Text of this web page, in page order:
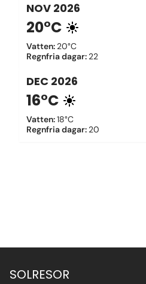
NOV 2026
20°C
Vatten: 20°C
Regnfria dagar: 22
DEC 2026
16°C
Vatten:18°C
Regnfria dagar: 20
SOLRESOR